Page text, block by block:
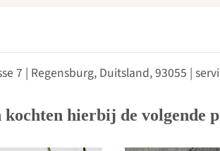
7 | Regensburg, Duitsland, 93055 |
hierbij de volgende